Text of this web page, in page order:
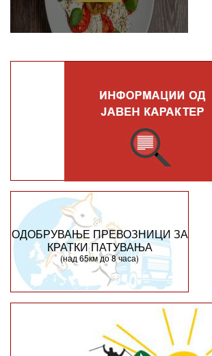
ОДОБРУВАЊЕ ПРЕВОЗНИЦИ ЗА
КРАТКИ ПАТУВАЊА
(над 65км до 8 часа)